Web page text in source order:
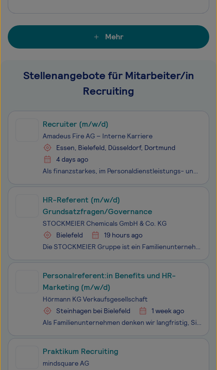
Mehr
Stellenangebote für Mitarbeiter/in
Recruiting
Recruiter (m/w/d)
Amadeus Fire AG – Interne Karriere
Essen, Bielefeld, Düsseldorf, Dortmund
4 days ago
Als finanzstarkes, im Personaldienstleistungs- und Weiterbildungsmarkt breit aufgestelltes Unternehmen, bieten wir Dir optimale Bedingungen für Deinen nächsten Karriereschritt im Vertrieb mit Fokus auf die Dienstleistungen der Arbeitnehmerüberlassung (Zeitarbeit), der Personalvermittlung und des Int
HR-Referent (m/w/d)
Grundsatzfragen/Governance
STOCKMEIER Chemicals GmbH & Co. KG
Bielefeld
19 hours ago
Die STOCKMEIER Gruppe ist ein Familienunternehmen in der dritten Generation. Wir haben uns in 100 Jahren von einem regionalen Handelshaus zu einer internationalen Unternehmensgruppe mit über 2.000 Mitarbeitenden und mehr als 50 Standorten weltweit entwickelt. Heute umfasst die STOCKMEIER Gruppe Unte
Personalreferent:in Benefits und HR-
Marketing (m/w/d)
Hörmann KG Verkaufsgesellschaft
Steinhagen bei Bielefeld
1 week ago
Als Familienunternehmen denken wir langfristig, Sie auch? Dann kommen Sie in unser Team. Bei Hörmann - Europas führendem Anbieter für Tore, Türen, Zargen und Antriebe - erwarten Sie abwechslungsreiche Aufgaben, ein engagiertes und motiviertes Team, ein verantwortungsbewusstes und innovatives U
Praktikum Recruiting
mindsquare AG